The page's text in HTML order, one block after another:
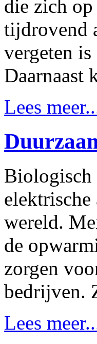
die zich
tijdrovend
vergeten
Daarnaast
Lees
Biologisch
wereld.
de
zorgen
bedrijven.
Lees